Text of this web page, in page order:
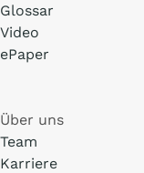
Glossar
Video
ePaper
Über uns
Team
Karriere